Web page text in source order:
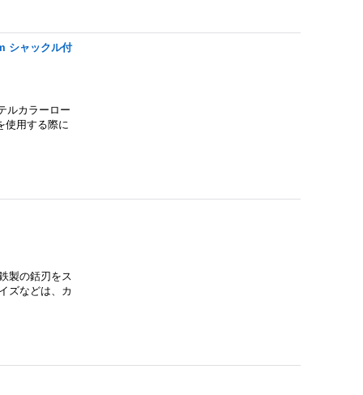
シャックル付
ルカラーロー
使用する際に
製の銛刃をス
ズなどは、カ